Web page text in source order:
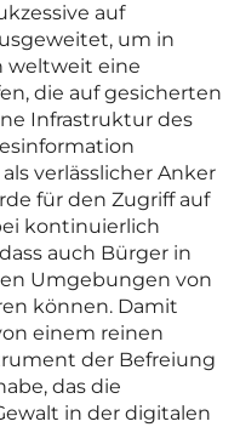
auf
um in
weltweit eine
die auf gesicherten
Infrastruktur des
verlässlicher Anker
für den Zugriff auf
kontinuierlich
auch Bürger in
Umgebungen von
können. Damit
einem reinen
der Befreiung
das die
in der digitalen